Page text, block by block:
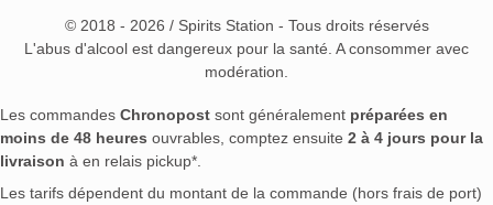
© 2018 - 2026 / Spirits Station - Tous droits réservés
L'abus d'alcool est dangereux pour la santé. A consommer avec
modération.
Les commandes Chronopost sont généralement préparées en
moins de 48 heures ouvrables, comptez ensuite 2 à 4 jours pour la
livraison à en relais pickup*.
Les tarifs dépendent du montant de la commande (hors frais de port)